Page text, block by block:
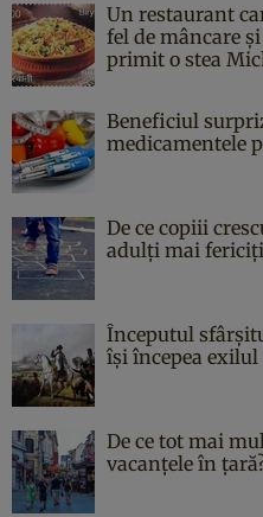
Un restaurant
fel de mâncare
primit o stea
Beneficiul
medicamentele
De ce copiii
adulți mai
Începutul
îşi începea exilul
De ce tot mai
vacanțele în